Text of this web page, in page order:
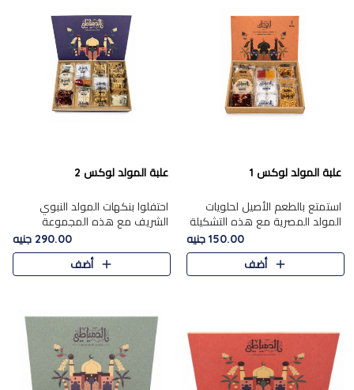
علبة المولد لوكس 1
استمتع بالطعم الأصيل لحلويات
المولد المصرية مع هذه التشكيلة
المختارة بعناية من 9 قطع. تتضمن
التشكيلة جوزرية مع فول،ملبان
150.00 جنيه
أضف
علبة المولد لوكس 2
احتفلوا بنكهات المولد النبوي
الشريف مع هذه المجموعة
الفاخرة المكونة من 19 قطعة،
والتي تم اختيارها بعناية فائقة لتُبرز
تشكيلة واسعة من الحلويات
290.00 جنيه
أضف